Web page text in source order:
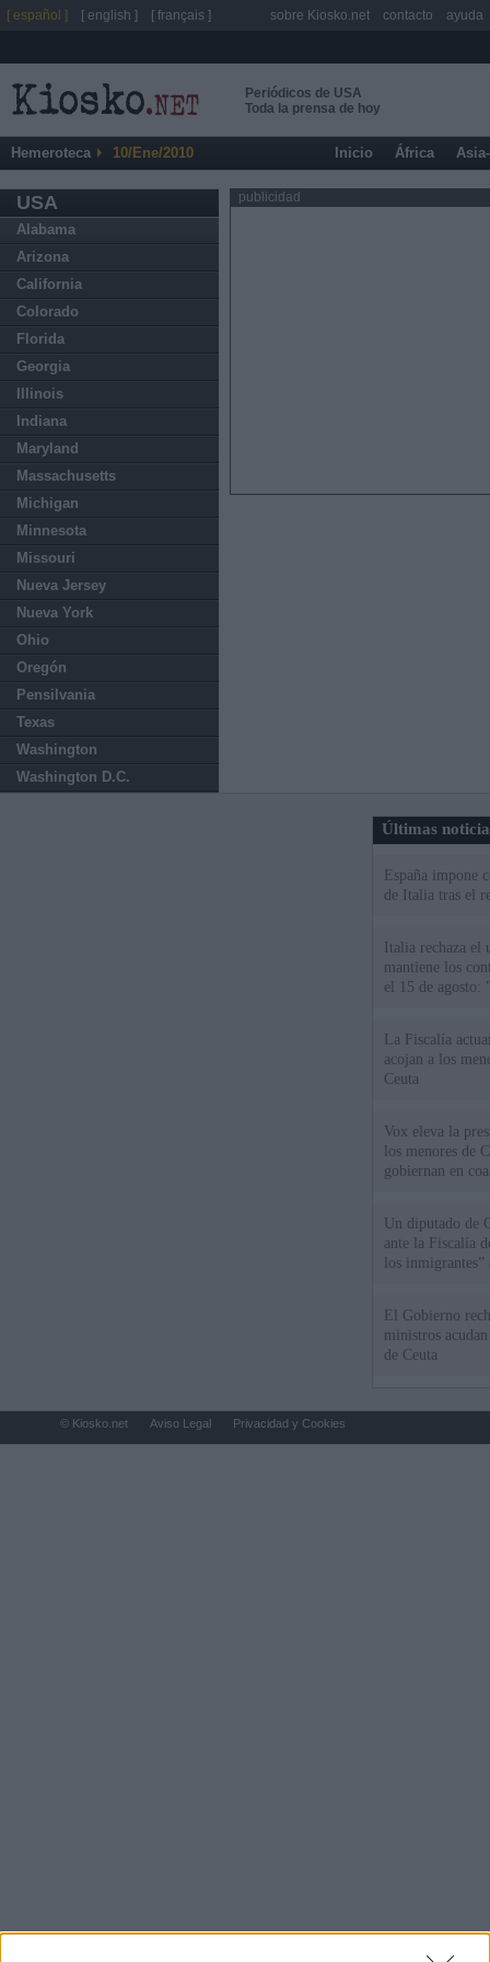
Periódicos de USA
Toda la prensa de hoy
Hemeroteca 10/Ene/2010 Inicio África
USA
Alabama
Arizona
California
Colorado
Florida
Georgia
Illinois
Indiana
Maryland
Massachusetts
Michigan
Minnesota
Missouri
Nueva Jersey
Nueva York
Ohio
Oregón
Pensilvania
Texas
Washington
Washington D.C.
publicidad
Últimas
España impone
de Italia tras el
Italia rechaza
mantiene los
el 15 de agosto:
La Fiscalía
acojan a los
Ceuta
Vox eleva la
los menores de
gobiernan en
Un diputado de
ante la Fiscalía
los inmigrantes”
El Gobierno
ministros
de Ceuta
[ español ] [ english ] [ français ] sobre Kiosko.net contacto ayuda
© Kiosko.net Aviso Legal Privacidad y Cookies